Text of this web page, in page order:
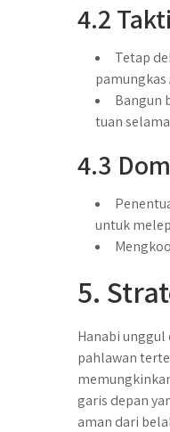
4.2
Tetap
pamungkas
Bangun
tuan
4.3
untuk
5.
Hanabi
pahlawan
garis depan
aman dari